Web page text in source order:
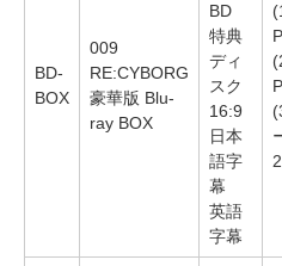
BD-
BOX
009
RE:CYBORG
豪華版 Blu-
ray BOX
BD
特典
ディ
スク
16:9
日本
語字
幕
英語
字幕